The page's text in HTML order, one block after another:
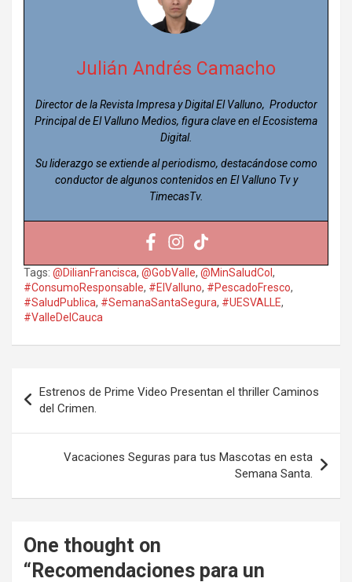
Julián Andrés Camacho
Director de la Revista Impresa y Digital El Valluno, Productor
Principal de El Valluno Medios, figura clave en el Ecosistema
Digital.
Su liderazgo se extiende al periodismo, destacándose como
conductor de algunos contenidos en El Valluno Tv y
TimecasTv.
Tags: @DilianFrancisca, @GobValle, @MinSaludCol ,
#ConsumoResponsable, #ElValluno, #PescadoFresco,
#SaludPublica, #SemanaSantaSegura, #UESVALLE,
#ValleDelCauca
de
entradas
Estrenos de Prime Video Presentan el thriller Caminos
del Crimen.
Vacaciones Seguras para tus Mascotas en esta
Semana Santa.
One thought on
“ Recomendaciones para un